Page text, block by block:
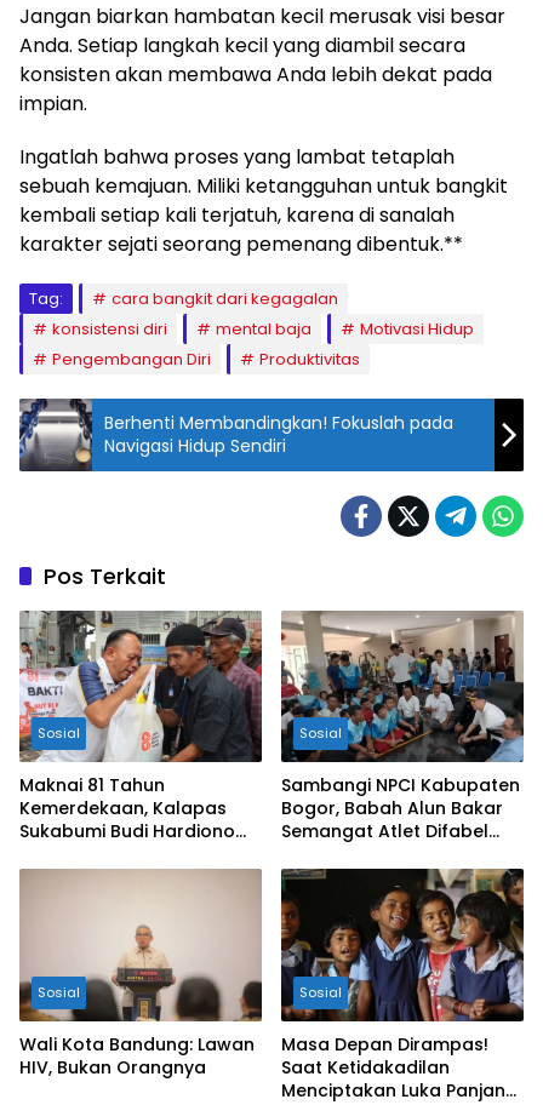
Jangan biarkan hambatan kecil merusak visi besar
Anda. Setiap langkah kecil yang diambil secara
konsisten akan membawa Anda lebih dekat pada
impian.
Ingatlah bahwa proses yang lambat tetaplah
sebuah kemajuan. Miliki ketangguhan untuk bangkit
kembali setiap kali terjatuh, karena di sanalah
karakter sejati seorang pemenang dibentuk.**
Tag:
cara bangkit dari kegagalan
konsistensi diri
mental baja
Motivasi Hidup
Pengembangan Diri
Produktivitas
Berhenti Membandingkan! Fokuslah pada
Navigasi Hidup Sendiri
Pos Terkait
Sosial
Maknai 81 Tahun
Kemerdekaan, Kalapas
Sukabumi Budi Hardiono
Bantuan ke Panti Asuhan
Sosial
Sambangi NPCI Kabupaten
Bogor, Babah Alun Bakar
Semangat Atlet Difabel
Sosial
Wali Kota Bandung: Lawan
HIV, Bukan Orangnya
Sosial
Masa Depan Dirampas!
Saat Ketidakadilan
Menciptakan Luka Panjang